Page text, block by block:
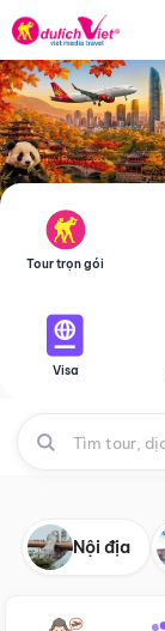
Tour trọn gói
Visa
Nội địa